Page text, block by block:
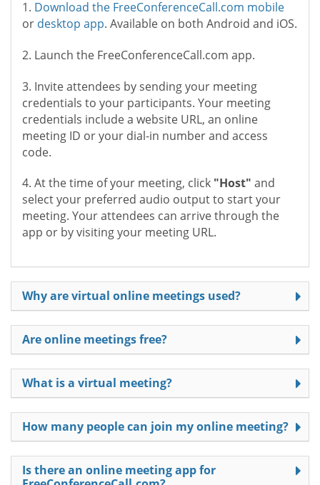
1. Download the FreeConferenceCall.com mobile
or desktop app. Available on both Android and iOS.
2. Launch the FreeConferenceCall.com app.
3. Invite attendees by sending your meeting
credentials to your participants. Your meeting
credentials include a website URL, an online
meeting ID or your dial-in number and access
code.
4. At the time of your meeting, click "Host" and
select your preferred audio output to start your
meeting. Your attendees can arrive through the
app or by visiting your meeting URL.
Why are virtual online meetings used?
Are online meetings free?
What is a virtual meeting?
How many people can join my online meeting?
Is there an online meeting app for